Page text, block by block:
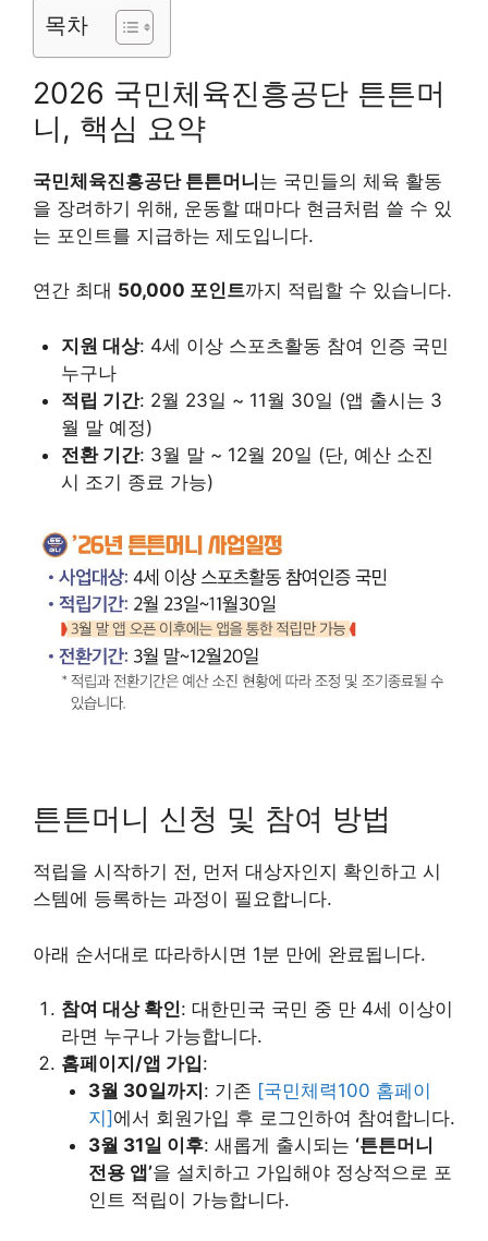
목차
2026 국민체육진흥공단 튼튼머
니, 핵심 요약
국민체육진흥공단 튼튼머니는 국민들의 체육 활동
을 장려하기 위해, 운동할 때마다 현금처럼 쓸 수 있
는 포인트를 지급하는 제도입니다.
연간 최대 50,000 포인트까지 적립할 수 있습니다.
지원 대상: 4세 이상 스포츠활동 참여 인증 국민
누구나
적립 기간: 2월 23일 ~ 11월 30일 (앱 출시는 3
월 말 예정)
전환 기간: 3월 말 ~ 12월 20일 (단, 예산 소진
시 조기 종료 가능)
튼튼머니 신청 및 참여 방법
적립을 시작하기 전, 먼저 대상자인지 확인하고 시
스템에 등록하는 과정이 필요합니다.
아래 순서대로 따라하시면 1분 만에 완료됩니다.
참여 대상 확인: 대한민국 국민 중 만 4세 이상이
라면 누구나 가능합니다.
홈페이지/앱 가입:
3월 30일까지 : 기존 [국민체력100 홈페이
지] 에서 회원가입 후 로그인하여 참여합니다.
3월 31일 이후: 새롭게 출시되는 ‘튼튼머니
전용 앱’을 설치하고 가입해야 정상적으로 포
인트 적립이 가능합니다.